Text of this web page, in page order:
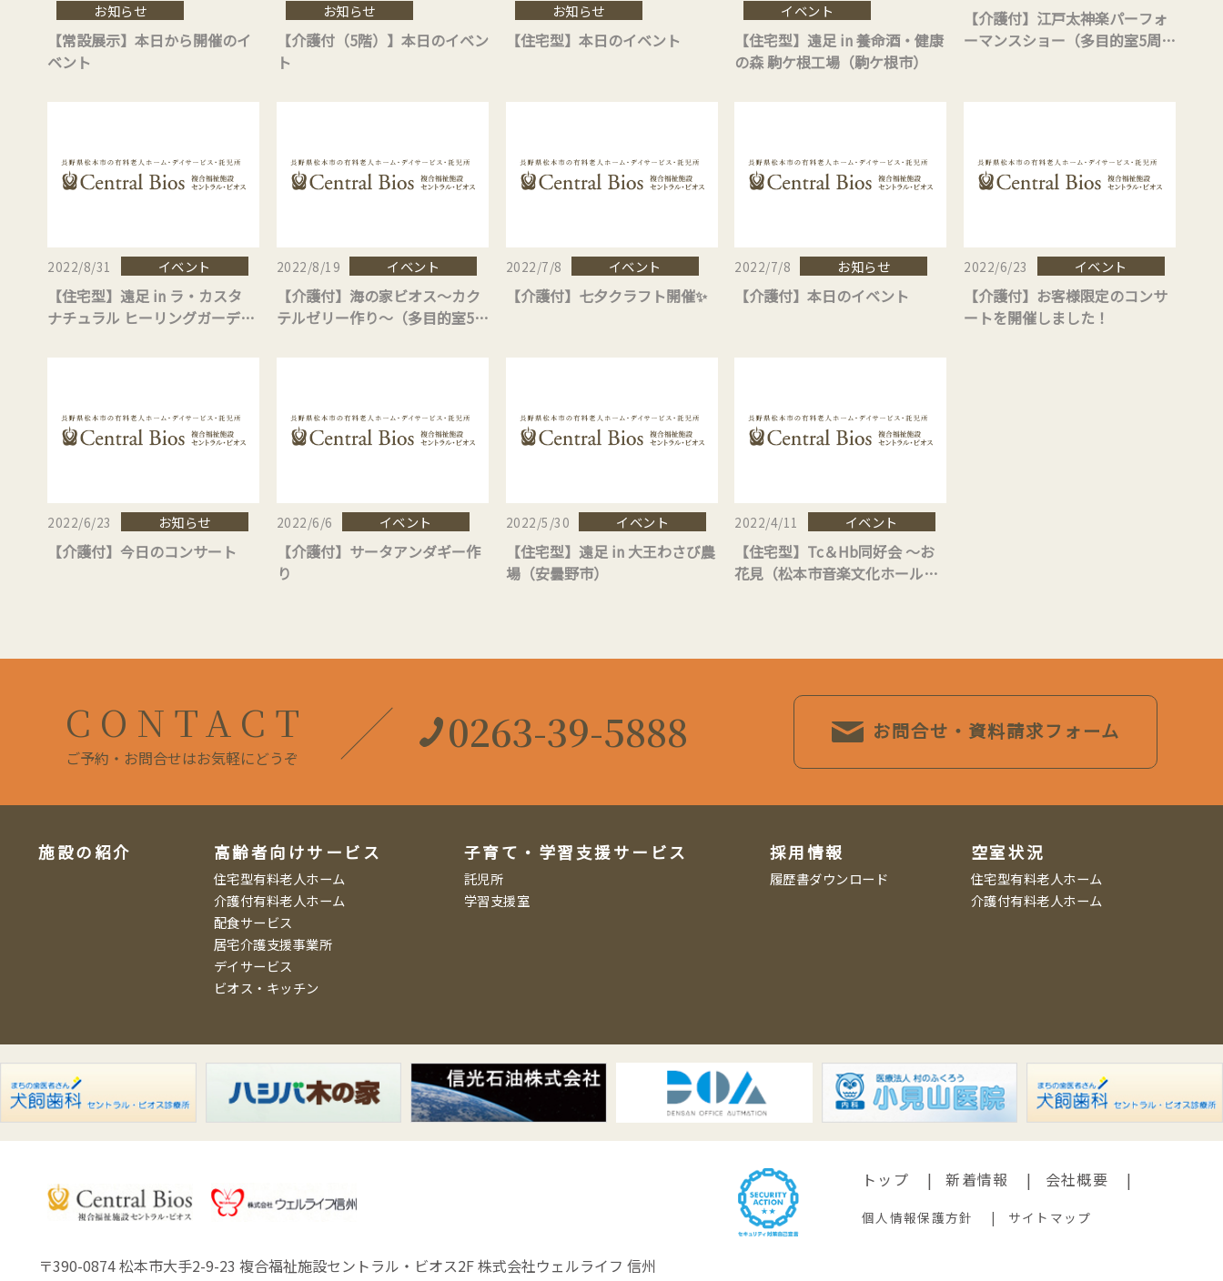
お知らせ
【常設展示】本日から開催のイ
ベント
お知らせ
【介護付（5階）】本日のイベン
ト
お知らせ
【住宅型】本日のイベント
イベント
【住宅型】遠足 in 養命酒・健康
の森 駒ケ根工場（駒ケ根市）
【介護付】江戸太神楽パーフォ
ーマンスショー（多目的室5周年
2022/8/31 イベント
【住宅型】遠足 in ラ・カスタ
ナチュラル ヒーリングガーデン
2022/8/19 イベント
【介護付】海の家ビオス～カク
テルゼリー作り～（多目的室5周
2022/7/8 イベント
【介護付】七夕クラフト開催✨
2022/7/8 お知らせ
【介護付】本日のイベント
2022/6/23 イベント
【介護付】お客様限定のコンサ
ートを開催しました！
2022/6/23 お知らせ
【介護付】今日のコンサート
2022/6/6 イベント
【介護付】サータアンダギー作
り
2022/5/30 イベント
【住宅型】遠足 in 大王わさび農
場（安曇野市）
2022/4/11 イベント
【住宅型】Tc＆Hb同好会 ～お
花見（松本市音楽文化ホール）
CONTACT
ご予約・お問合せはお気軽にどうぞ
0263-39-5888 お問合せ・資料請求フォーム
施設の紹介 高齢者向けサービス
住宅型有料老人ホーム
介護付有料老人ホーム
配食サービス
居宅介護支援事業所
デイサービス
ビオス・キッチン
子育て・学習支援サービス
託児所
学習支援室
採用情報
履歴書ダウンロード
空室状況
住宅型有料老人ホーム
介護付有料老人ホーム
トップ 新着情報 会社概要
個人情報保護方針 サイトマップ
〒390-0874 松本市大手2-9-23 複合福祉施設セントラル・ビオス2F株式会社ウェルライフ 信州